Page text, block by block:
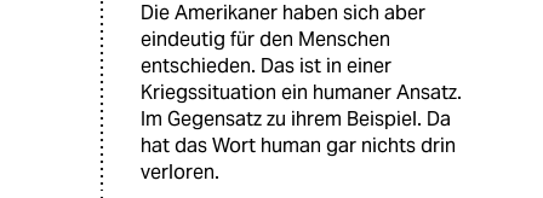
Die Amerikaner haben sich aber
eindeutig für den Menschen
entschieden. Das ist in einer
Kriegssituation ein humaner Ansatz.
Im Gegensatz zu ihrem Beispiel. Da
hat das Wort human gar nichts drin
verloren.